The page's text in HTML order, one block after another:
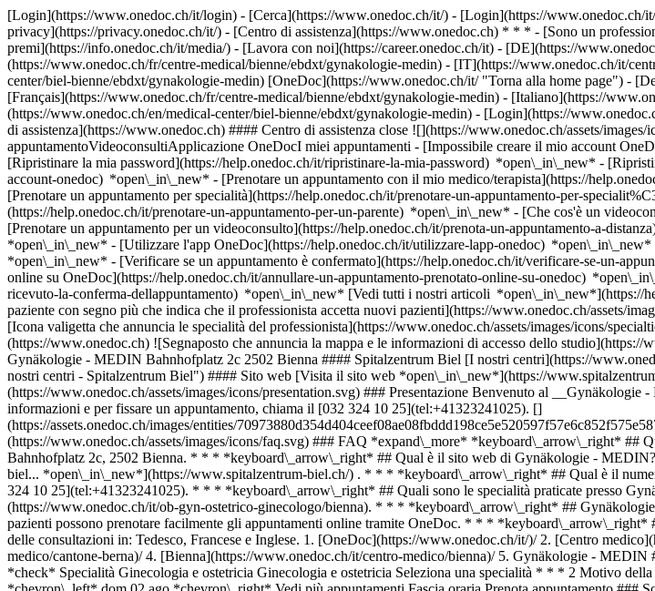
[Login](https://www.onedoc.ch/it/login) - [Cerca](https://www.onedoc.ch/it/) - [Login](https://
privacy](https://privacy.onedoc.ch/it/) - [Centro di assistenza](https://www.onedoc.ch) * * * - [Sono un
premi](https://info.onedoc.ch/it/media/) - [Lavora con noi](https://career.onedoc.ch/it) - [DE](https://
(https://www.onedoc.ch/fr/centre-medical/bienne/ebdxt/gynakologie-medin) - [IT](https://www.onedoc.ch/it/
center/biel-bienne/ebdxt/gynakologie-medin) [OneDoc](https://www.onedoc.ch/it/ "Torna alla home page") -
[Français](https://www.onedoc.ch/fr/centre-medical/bienne/ebdxt/gynakologie-medin) - [Italiano](https://
(https://www.onedoc.ch/en/medical-center/biel-bienne/ebdxt/gynakologie-medin) - [Login](https://
di assistenza](https://www.onedoc.ch) #### Centro di assistenza close ![](https://www.onedoc.ch/assets/
appuntamentoVideoconsultiApplicazione OneDocI miei appuntamenti - [Impossibile creare il mio account
[Ripristinare la mia password](https://help.onedoc.ch/it/ripristinare-la-mia-password) *open\_in\_new* -
account-onedoc) *open\_in\_new* - [Prenotare un appuntamento con il mio medico/terapista](https://
[Prenotare un appuntamento per specialità](https://help.onedoc.ch/it/prenotare-un-appuntamento-per-
(https://help.onedoc.ch/it/prenotare-un-appuntamento-per-un-parente) *open\_in\_new* - [Che cos'è un
[Prenotare un appuntamento per un videoconsulto](https://help.onedoc.ch/it/prenota-un-appuntamento-a-
*open\_in\_new* - [Utilizzare l'app OneDoc](https://help.onedoc.ch/it/utilizzare-lapp-onedoc)
*open\_in\_new* - [Verificare se un appuntamento è confermato](https://help.onedoc.ch/it/verificare-se-un-appuntamento-%C3%A8-confermato) *open\_in\_new* - [Annullare un appuntamento prenotato online su OneDoc](https://help.onedoc.ch/it/annullare-un-appuntamento-prenotato-online-su-onedoc) *open\_in\_new* - [Non ho ricevuto la conferma dell'appuntamento](https://help.onedoc.ch/it/non-ho-ricevuto-la-conferma-dellappuntamento) *open\_in\_new* [Vedi tutti i nostri articoli *open\_in\_new*](https://help.onedoc.ch/it/) # Gynäkologie - MEDIN ## Centro medico Mappa Presentazione ![Icona paziente con segno più che indica che il professionista accetta nuovi pazienti](https://www.onedoc.ch/assets/images/icons/new-patients.svg) ### Pazienti accettati Gynäkologie - MEDIN accetta nuovi pazienti ![Icona valigetta che annuncia le specialità del professionista](https://www.onedoc.ch/assets/images/icons/specialties.svg) ### Specialità Ginecologia e ostetricia [*arrow\_drop\_down*Vedi di più](https://www.onedoc.ch) ![Segnaposto che annuncia la mappa e le informazioni di accesso dello studio](https://www.onedoc.ch/assets/images/icons/map.svg) ### Mappa e informazioni pratiche #### Gynäkologie - MEDIN Bahnhofplatz 2c 2502 Bienna #### Spitalzentrum Biel [I nostri centri](https://www.onedoc.ch/it/ospedale-centrale-della-regione-bienne-seeland-giura-bernese/gdi6/spitalzentrum-biel "I nostri centri - Spitalzentrum Biel") #### Sito web [Visita il sito web *open\_in\_new*](https://www.spitalzentrum-biel.ch/) ![Icona documento che annuncia la presentazione dello studio](https://www.onedoc.ch/assets/images/icons/presentation.svg) ### Presentazione Benvenuto al __Gynäkologie - MEDIN__, __centro medico__ a Bienna per il tuo appuntamento medico. Per ulteriori informazioni e per fissare un appuntamento, chiama il [032 324 10 25](tel:+41323241025). [](https://assets.onedoc.ch/images/entities/70973880d354d404ceef08ae08fbddd198ce5e520597f57e6c852f575e5876ff.png) ![Icona nuvoletta che annuncia la sezione FAQ](https://www.onedoc.ch/assets/images/icons/faq.svg) ### FAQ *expand\_more* *keyboard\_arrow\_right* ## Qual è l'indirizzo di Gynäkologie - MEDIN? Gynäkologie - MEDIN riceve i pazienti in Bahnhofplatz 2c, 2502 Bienna. * * * *keyboard\_arrow\_right* ## Qual è il sito web di Gynäkologie - MEDIN? Puoi visitare il sito web di Gynäkologie - MEDIN all'indirizzo: [https://www.spitalzentrum-biel... *open\_in\_new*](https://www.spitalzentrum-biel.ch/) . * * * *keyboard\_arrow\_right* ## Qual è il numero di telefono di Gynäkologie - MEDIN? Il numero di telefono di Gynäkologie - MEDIN è [032 324 10 25](tel:+41323241025). * * * *keyboard\_arrow\_right* ## Quali sono le specialità praticate presso Gynäkologie - MEDIN? Gynäkologie - MEDIN offre consulenze in [Ginecologia e ostetricia](https://www.onedoc.ch/it/ob-gyn-ostetrico-ginecologo/bienna). * * * *keyboard\_arrow\_right* ## Gynäkologie - MEDIN accetta nuovi pazienti? Sì, Gynäkologie - MEDIN accetta nuovi pazienti. I nuovi pazienti possono prenotare facilmente gli appuntamenti online tramite OneDoc. * * * *keyboard\_arrow\_right* ## Quali sono le lingue parlate presso Gynäkologie - MEDIN? Gynäkologie - MEDIN propone delle consultazioni in: Tedesco, Francese e Inglese. 1. [OneDoc](https://www.onedoc.ch/it/)/ 2. [Centro medico](https://www.onedoc.ch/it/centro-medico)/ 3. [Cantone Berna](https://www.onedoc.ch/it/centro-medico/cantone-berna)/ 4. [Bienna](https://www.onedoc.ch/it/centro-medico/bienna)/ 5. Gynäkologie - MEDIN ### Prenota il tuo appuntamento con Gynäkologie - MEDIN Compila il modulo seguente *check* Specialità Ginecologia e ostetricia Ginecologia e ostetricia Seleziona una specialità * * * 2 Motivo della consultazione Seleziona il motivo della consultazione * * * *touch\_app* Scegli una fascia oraria *chevron\_left* dom 02 ago *chevron\_right* Vedi più appuntamenti Fascia oraria Prenota appuntamento ### Scarica l'app OneDoc Prenota un appuntamento online con un medico, dentista o terapeuta vicino a te in Svizzera. L'app OneDoc ti consente di gestire tutti i tuoi appuntamenti medici dal tuo cellulare, ovunque e in qualsiasi momento. ![Codice QR che rimanda all’App Store o a Google Play per scaricare l’app OneDoc Pazienti](https://www.onedoc.ch/assets/images/download-app-qr.jpeg) Scansiona il codice QR per scaricare l'app [![Scarica la nostra applicazione su App Store!](https://www.onedoc.ch/assets/images/app-store-badge-it.svg)](https://apps.apple.com/ch/app/onedoc/id1592376413?l=fr)[![Scarica la nostra app su Google Play Store!](https://www.onedoc.ch/assets/images/google-play-badge-it.png)](https://play.google.com/store/apps/details?id=ch.onedoc.patient&hl=fr-CH) *keyboard\_arrow\_right* ## Ricerche associate [OB-GYN (ostetrico-ginecologo) a Berna](https://www.onedoc.ch/it/ob-gyn-ostetrico-ginecologo/berna)[OB-GYN (ostetrico-ginecologo) a Friburgo](https://www.onedoc.ch/it/ob-gyn-ostetrico-ginecologo/friburgo)[OB-GYN